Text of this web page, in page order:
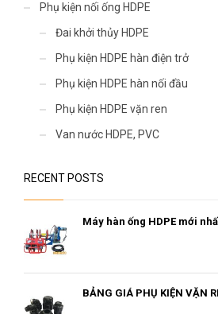
Phụ kiện nối ống HDPE
Đai khởi thủy HDPE
Phụ kiện HDPE hàn điện trở
Phụ kiện HDPE hàn nối đầu
Phụ kiện HDPE vặn ren
Van nước HDPE, PVC
RECENT POSTS
Máy hàn ống HDPE mới
BẢNG GIÁ PHỤ KIỆN VẶN